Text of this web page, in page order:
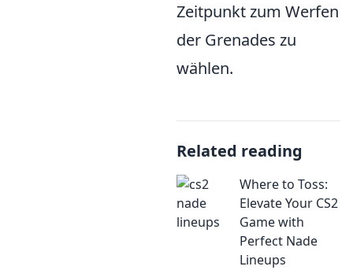
Zeitpunkt zum Werfen
der Grenades zu
wählen.
Related reading
Where to Toss:
Elevate Your CS2
Game with
Perfect Nade
Lineups